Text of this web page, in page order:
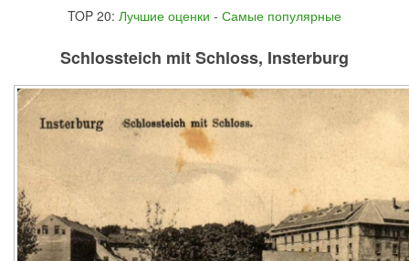
TOP 20: Лучшие оценки - Самые популярные
Schlossteich mit Schloss, Insterburg